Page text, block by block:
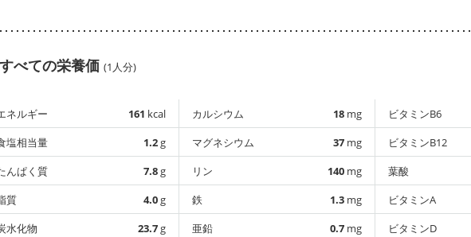
すべての栄養価 (1人分)
ネルギー 161 kcal
塩相当量
1.2g
んぱく質
7.8g
質
4.0g
水化物
23.7g
カルシウム 18 mg
マグネシウム
37 mg
リン
140 mg
鉄
1.3 mg
亜鉛
0.7 mg
ビタミンB6
ビタミンB12
葉酸
ビタミンA
ビタミンD